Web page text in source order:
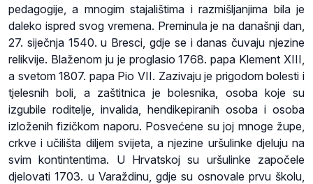
pedagogije, a mnogim stajalištima i razmišljanjima bila je
daleko ispred svog vremena. Preminula je na današnji dan,
27. siječnja 1540. u Bresci, gdje se i danas čuvaju njezine
relikvije. Blaženom ju je proglasio 1768. papa Klement XIII,
a svetom 1807. papa Pio VII. Zazivaju je prigodom bolesti i
tjelesnih boli, a zaštitnica je bolesnika, osoba koje su
izgubile roditelje, invalida, hendikepiranih osoba i osoba
izloženih fizičkom naporu. Posvećene su joj mnoge župe,
crkve i učilišta diljem svijeta, a njezine uršulinke djeluju na
svim kontintentima. U Hrvatskoj su uršulinke započele
djelovati 1703. u Varaždinu, gdje su osnovale prvu školu,